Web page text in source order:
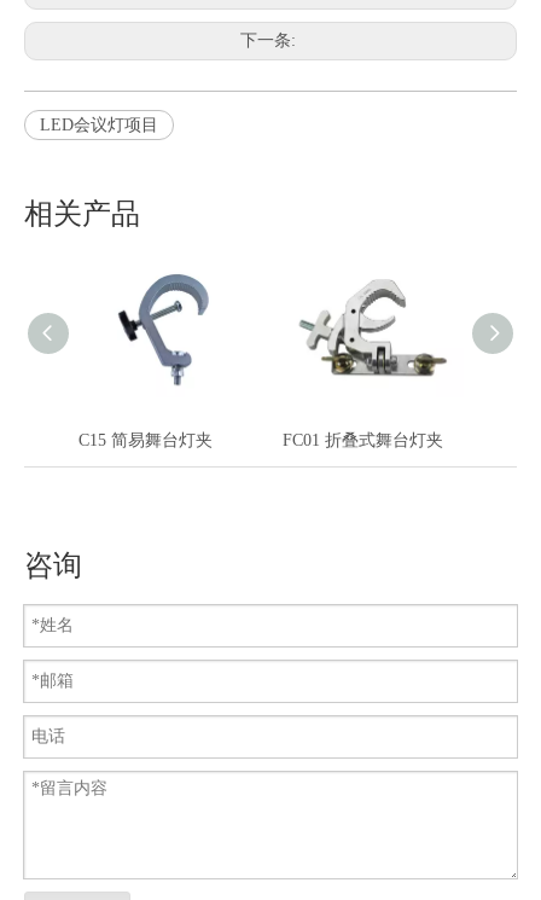
下一条:
LED会议灯项目
相关产品
C15 简易舞台灯夹 FC01 折叠式舞台灯夹
咨询